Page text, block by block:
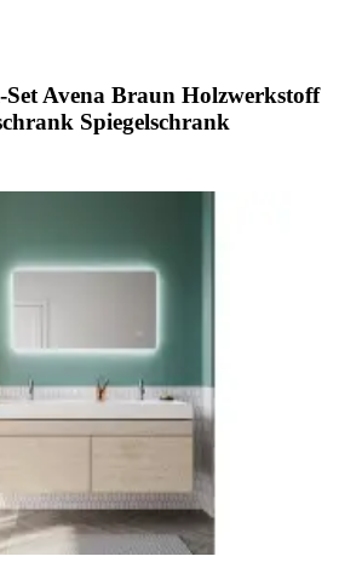
Avena Braun Holzwerkstoff
Spiegelschrank